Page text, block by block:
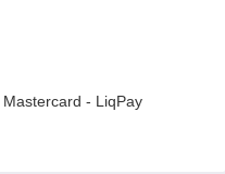
- LiqPay